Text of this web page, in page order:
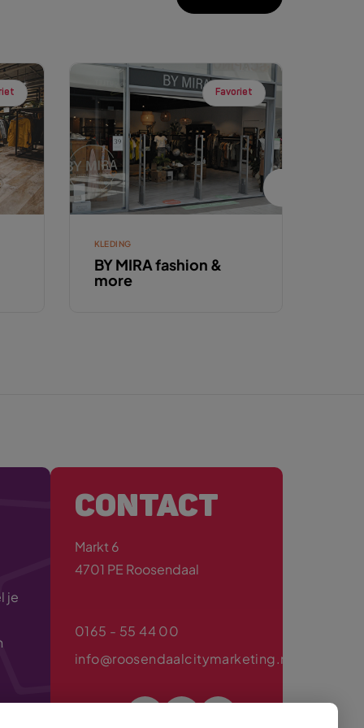
Favoriet
KLEDING
BY MIRA fashion &
more
je
CONTACT
Markt 6
4701 PE Roosendaal
0165 - 55 44 00
info@roosendaalcitymarketing.nl